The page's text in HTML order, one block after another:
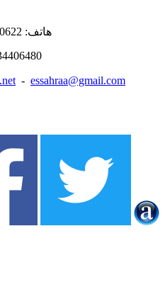
هاتف: 25000622 - 45250731 - 45255931
- essahraa@gmail.com